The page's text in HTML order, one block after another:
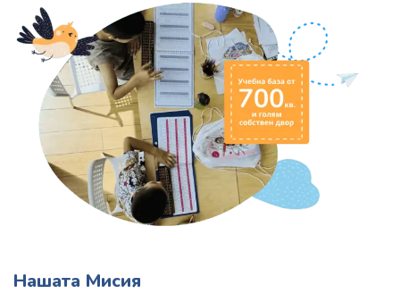
Нашата Мисия